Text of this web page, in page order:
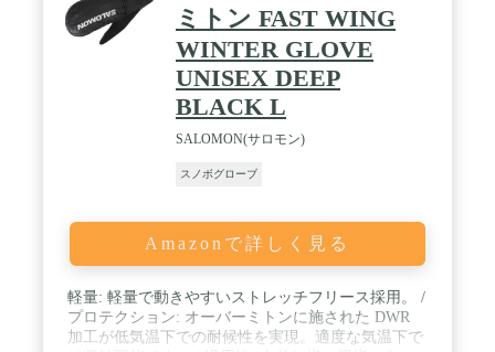
ミトン FAST WING
WINTER GLOVE
UNISEX DEEP
BLACK L
SALOMON(サロモン)
スノボグローブ
Amazonで詳しく見る
軽量: 軽量で動きやすいストレッチフリース採用。 /
プロテクション: オーバーミトンに施された DWR
加工が低気温下での耐候性を実現。適度な気温下で